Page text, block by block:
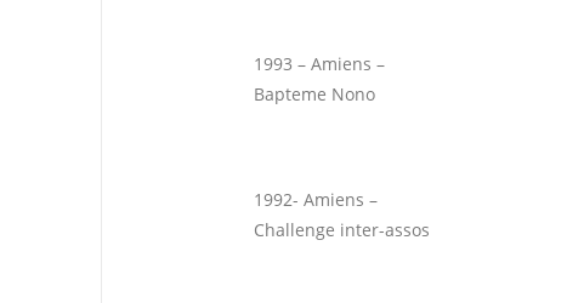
1993 – Amiens –
Bapteme Nono
1992- Amiens –
Challenge inter-assos